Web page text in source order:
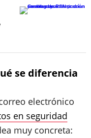
se diferencia
electrónico
en seguridad
muy concreta: